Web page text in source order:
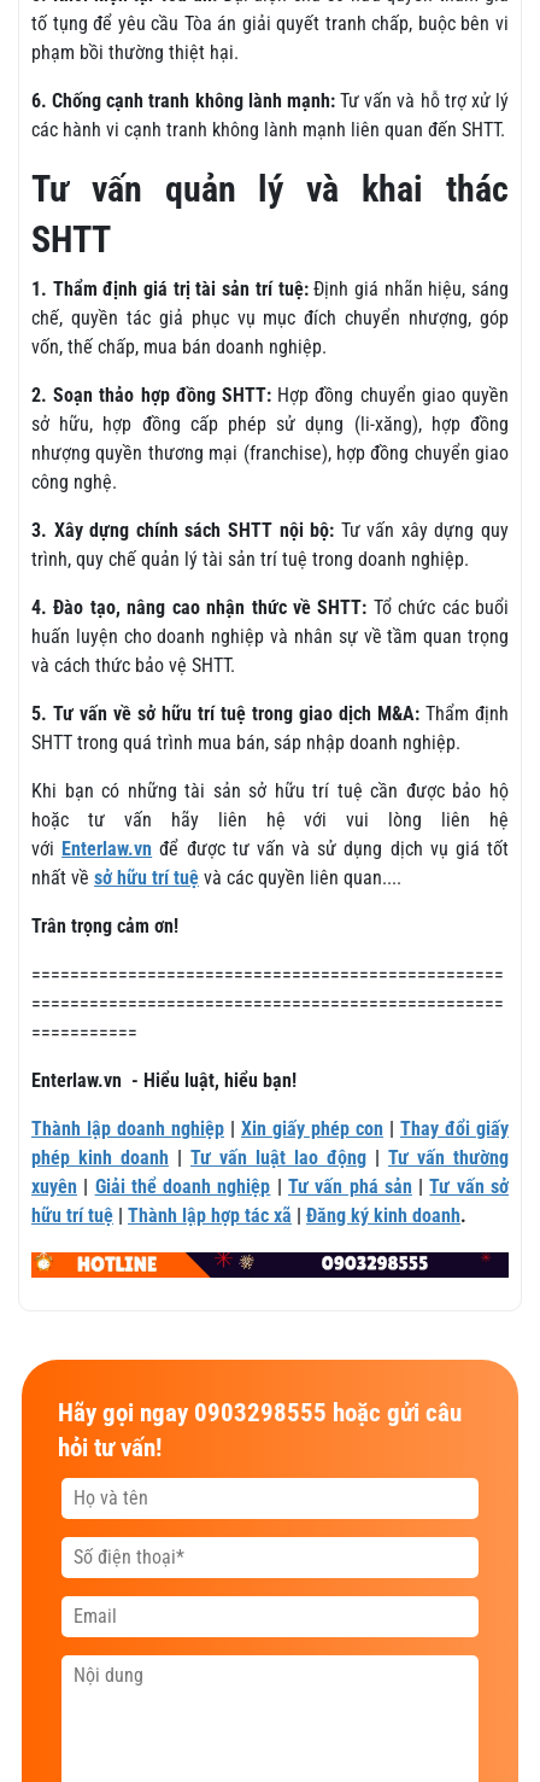
tố tụng để yêu cầu Tòa án giải quyết tranh chấp, buộc bên vi
phạm bồi thường thiệt hại.
6. Chống cạnh tranh không lành mạnh:Tư vấn và hỗ trợ xử lý
các hành vi cạnh tranh không lành mạnh liên quan đến SHTT.
Tư vấn quản lý và khai thác
SHTT
1. Thẩm định giá trị tài sản trí tuệ:Định giá nhãn hiệu, sáng
chế, quyền tác giả phục vụ mục đích chuyển nhượng, góp
vốn, thế chấp, mua bán doanh nghiệp.
2. Soạn thảo hợp đồng SHTT: Hợp đồng chuyển giao quyền
sở hữu, hợp đồng cấp phép sử dụng (li-xăng), hợp đồng
nhượng quyền thương mại (franchise), hợp đồng chuyển giao
công nghệ.
3. Xây dựng chính sách SHTT nội bộ: Tư vấn xây dựng quy
trình, quy chế quản lý tài sản trí tuệ trong doanh nghiệp.
4. Đào tạo, nâng cao nhận thức về SHTT: Tổ chức các buổi
huấn luyện cho doanh nghiệp và nhân sự về tầm quan trọng
và cách thức bảo vệ SHTT.
5. Tư vấn về sở hữu trí tuệ trong giao dịch M&A: Thẩm định
SHTT trong quá trình mua bán, sáp nhập doanh nghiệp.
Khi bạn có những tài sản sở hữu trí tuệ cần được bảo hộ
hoặc tư vấn hãy liên hệ với
vui lòng liên hệ
với Enterlaw.vn để được tư vấn và sử dụng dịch vụ giá tốt
nhất về sở hữu trí tuệ và các quyền liên quan....
Trân trọng cảm ơn!
=================================================
=================================================
===========
Enterlaw.vn - Hiểu luật, hiểu bạn!
Thành lập doanh nghiệp | Xin giấy phép con | Thay đổi giấy
phép kinh doanh | Tư vấn luật lao động | Tư vấn thường
xuyên | Giải thể doanh nghiệp |Tư vấn phá sản |Tư vấn sở
hữu trí tuệ | Thành lập hợp tác xã | Đăng ký kinh doanh.
Hãy gọi ngay 0903298555 hoặc gửi câu
hỏi tư vấn!